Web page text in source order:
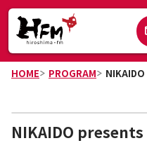
HOME PROGRAM
NIKAIDO presents